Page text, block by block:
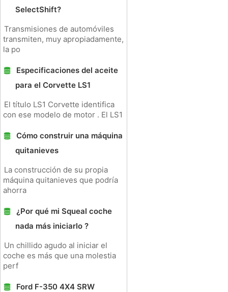
SelectShift?
Transmisiones de automóviles
transmiten, muy apropiadamente,
la po
Especificaciones del aceite
para el Corvette LS1
El título LS1 Corvette identifica
con ese modelo de motor . El LS1
Cómo construir una máquina
quitanieves
La construcción de su propia
máquina quitanieves que podría
ahorra
¿Por qué mi Squeal coche
nada más iniciarlo ?
Un chillido agudo al iniciar el
coche es más que una molestia
perf
Ford F-350 4X4 SRW